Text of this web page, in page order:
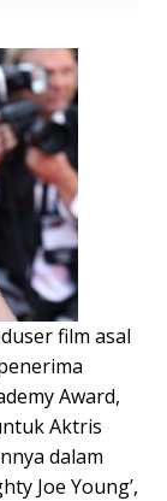
film asal
Award,
Aktris
dalam
Joe Young’,